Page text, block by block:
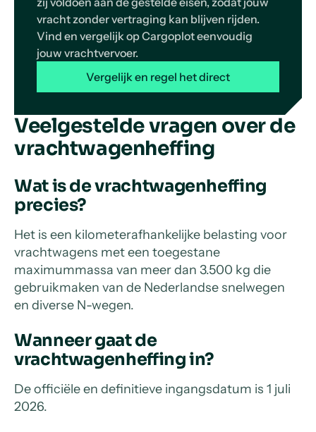
vracht zonder vertraging kan blijven rijden.
Vind en vergelijk op Cargoplot eenvoudig
jouw vrachtvervoer.
Vergelijk en regel het direct
Veelgestelde vragen over de
vrachtwagenheffing
Wat is de vrachtwagenheffing
precies?
Het is een kilometerafhankelijke belasting voor
vrachtwagens met een toegestane
maximummassa van meer dan 3.500 kg die
gebruikmaken van de Nederlandse snelwegen
en diverse N-wegen.
Wanneer gaat de
vrachtwagenheffing in?
De officiële en definitieve ingangsdatum is 1 juli
2026.